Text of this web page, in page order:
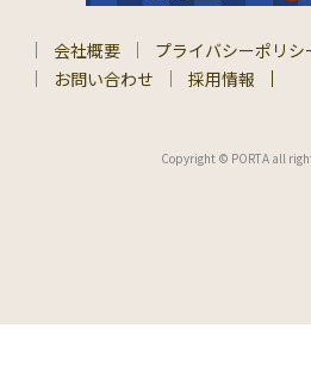
会社概要 プライバシーポリシ
お問い合わせ
採用情報
Copyright © PORTA all